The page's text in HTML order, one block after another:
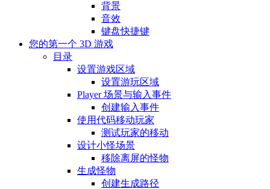
背景
音效
键盘快捷键
您的第一个 3D 游戏
目录
设置游戏区域
设置游玩区域
Player 场景与输入事件
创建输入事件
使用代码移动玩家
测试玩家的移动
设计小怪场景
移除离屏的怪物
生成怪物
创建生成路径